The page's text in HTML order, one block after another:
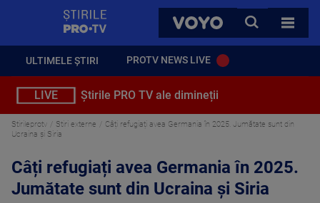
VOYO
CAUTA
TOATE
ULTIMELE ȘTIRI PROTV NEWS LIVE
LIVE Știrile PRO TV ale dimineții
Stirileprotv Stiri externe
Câți refugiați avea Germania în 2025. Jumătate sunt din
Ucraina și Siria
Câți refugiați avea Germania în 2025.
Jumătate sunt din Ucraina și Siria